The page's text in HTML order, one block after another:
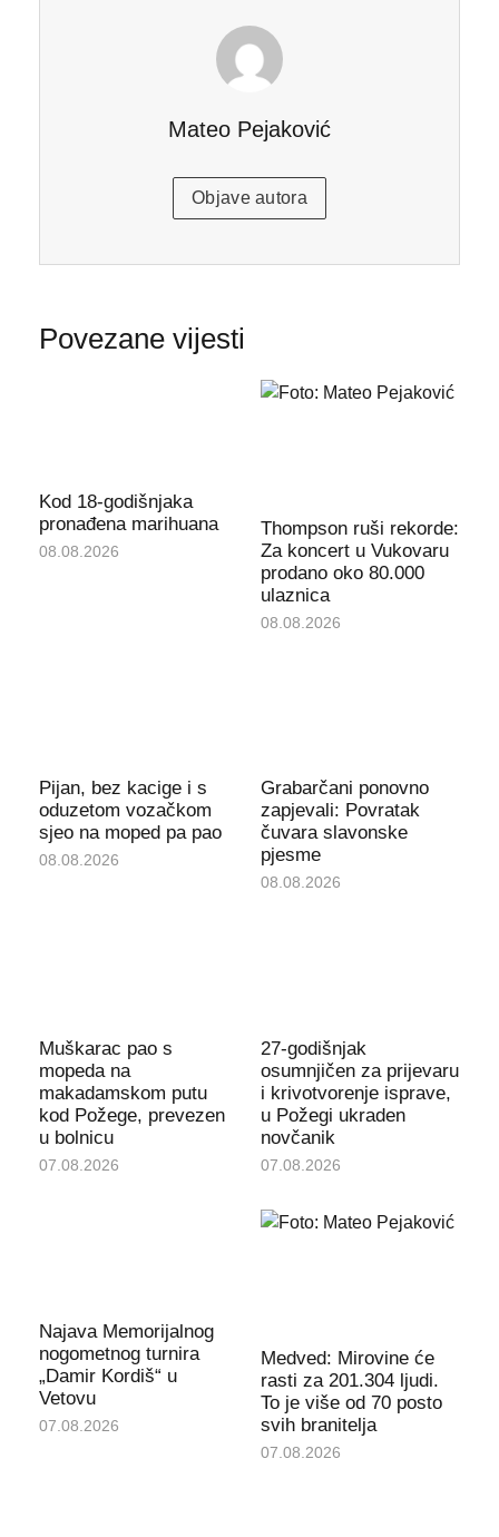
Mateo Pejaković
Objave autora
Povezane vijesti
Kod 18-godišnjaka
pronađena marihuana
08.08.2026
Thompson ruši rekorde:
Za koncert u Vukovaru
prodano oko 80.000
ulaznica
08.08.2026
Pijan, bez kacige i s
oduzetom vozačkom
sjeo na moped pa pao
08.08.2026
Grabarčani ponovno
zapjevali: Povratak
čuvara slavonske
pjesme
08.08.2026
Muškarac pao s
mopeda na
makadamskom putu
kod Požege, prevezen
u bolnicu
07.08.2026
27-godišnjak
osumnjičen za prijevaru
i krivotvorenje isprave,
u Požegi ukraden
novčanik
07.08.2026
Najava Memorijalnog
nogometnog turnira
„Damir Kordiš“ u
Vetovu
07.08.2026
Medved: Mirovine će
rasti za 201.304 ljudi.
To je više od 70 posto
svih branitelja
07.08.2026